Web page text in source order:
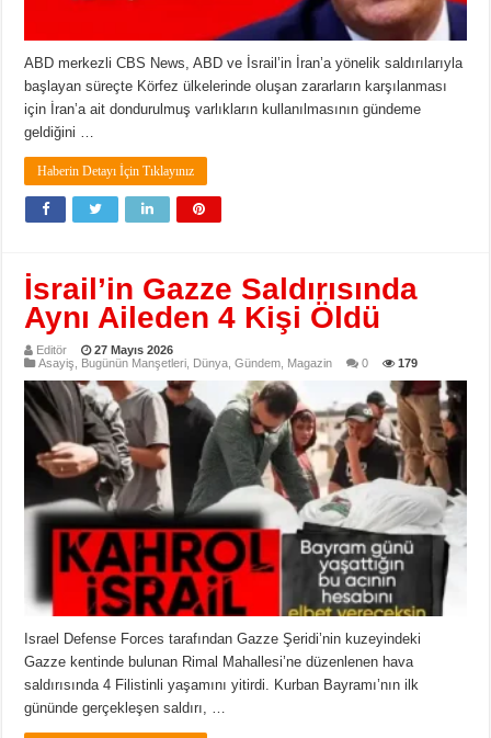
ABD merkezli CBS News, ABD ve İsrail’in İran’a yönelik saldırılarıyla
başlayan süreçte Körfez ülkelerinde oluşan zararların karşılanması
için İran’a ait dondurulmuş varlıkların kullanılmasının gündeme
geldiğini …
Haberin Detayı İçin Tıklayınız
İsrail’in Gazze Saldırısında
Aynı Aileden 4 Kişi Öldü
Editör
27 Mayıs 2026
Asayiş, Bugünün Manşetleri, Dünya,Gündem, Magazin 0 179
Israel Defense Forces tarafından Gazze Şeridi’nin kuzeyindeki
Gazze kentinde bulunan Rimal Mahallesi’ne düzenlenen hava
saldırısında 4 Filistinli yaşamını yitirdi. Kurban Bayramı’nın ilk
gününde gerçekleşen saldırı, …